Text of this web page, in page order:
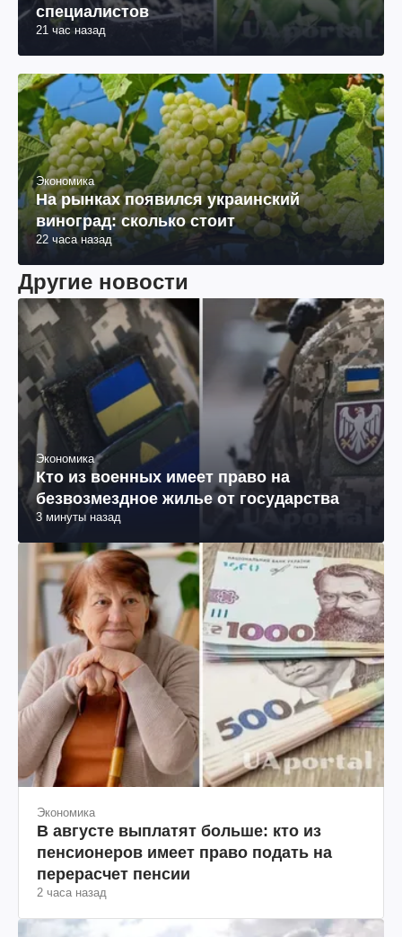
специалистов
21 час назад
Экономика
На рынках появился украинский
виноград: сколько стоит
22 часа назад
Другие новости
Экономика
Кто из военных имеет право на
безвозмездное жилье от государства
3 минуты назад
Экономика
В августе выплатят больше: кто из
пенсионеров имеет право подать на
перерасчет пенсии
2 часа назад